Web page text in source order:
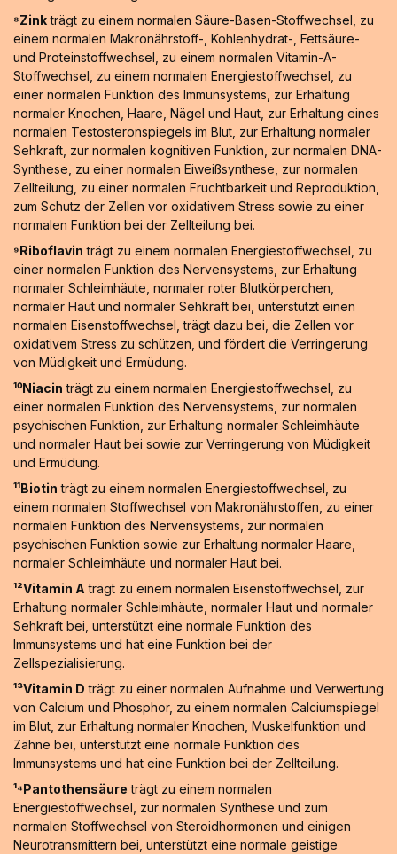
⁸Zinkträgt zu einem normalen Säure-Basen-Stoffwechsel, zu
einem normalen Makronährstoff-, Kohlenhydrat-, Fettsäure-
und Proteinstoffwechsel, zu einem normalen Vitamin-A-
Stoffwechsel, zu einem normalen Energiestoffwechsel, zu
einer normalen Funktion des Immunsystems, zur Erhaltung
normaler Knochen, Haare, Nägel und Haut, zur Erhaltung eines
normalen Testosteronspiegels im Blut, zur Erhaltung normaler
Sehkraft, zur normalen kognitiven Funktion, zur normalen DNA-
Synthese, zu einer normalen Eiweißsynthese, zur normalen
Zellteilung, zu einer normalen Fruchtbarkeit und Reproduktion,
zum Schutz der Zellen vor oxidativem Stress sowie zu einer
normalen Funktion bei der Zellteilung bei.
⁹Riboflavin trägt zu einem normalen Energiestoffwechsel, zu
einer normalen Funktion des Nervensystems, zur Erhaltung
normaler Schleimhäute, normaler roter Blutkörperchen,
normaler Haut und normaler Sehkraft bei, unterstützt einen
normalen Eisenstoffwechsel, trägt dazu bei, die Zellen vor
oxidativem Stress zu schützen, und fördert die Verringerung
von Müdigkeit und Ermüdung.
¹⁰Niacin trägt zu einem normalen Energiestoffwechsel, zu
einer normalen Funktion des Nervensystems, zur normalen
psychischen Funktion, zur Erhaltung normaler Schleimhäute
und normaler Haut bei sowie zur Verringerung von Müdigkeit
und Ermüdung.
¹¹Biotin trägt zu einem normalen Energiestoffwechsel, zu
einem normalen Stoffwechsel von Makronährstoffen, zu einer
normalen Funktion des Nervensystems, zur normalen
psychischen Funktion sowie zur Erhaltung normaler Haare,
normaler Schleimhäute und normaler Haut bei.
¹²Vitamin A trägt zu einem normalen Eisenstoffwechsel, zur
Erhaltung normaler Schleimhäute, normaler Haut und normaler
Sehkraft bei, unterstützt eine normale Funktion des
Immunsystems und hat eine Funktion bei der
Zellspezialisierung.
¹³Vitamin D trägt zu einer normalen Aufnahme und Verwertung
von Calcium und Phosphor, zu einem normalen Calciumspiegel
im Blut, zur Erhaltung normaler Knochen, Muskelfunktion und
Zähne bei, unterstützt eine normale Funktion des
Immunsystems und hat eine Funktion bei der Zellteilung.
¹⁴Pantothensäure trägt zu einem normalen
Energiestoffwechsel, zur normalen Synthese und zum
normalen Stoffwechsel von Steroidhormonen und einigen
Neurotransmittern bei, unterstützt eine normale geistige